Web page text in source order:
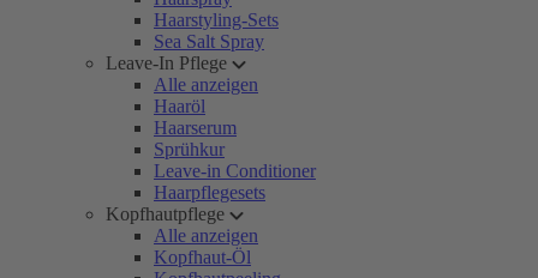
Haarstyling-Sets
Sea Salt Spray
Leave-In Pflege
Alle anzeigen
Haaröl
Haarserum
Sprühkur
Leave-in Conditioner
Haarpflegesets
Kopfhautpflege
Alle anzeigen
Kopfhaut-Öl